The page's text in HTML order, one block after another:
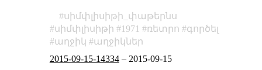
սիմփլիսիթի_փաթերնս
սիմփլիսիթի
1971 ռետրո
գործել
աղջիկ
աղջիկներ
2015-09-15-14334– 2015-09-15